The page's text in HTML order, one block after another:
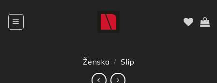
Ženska / Slip